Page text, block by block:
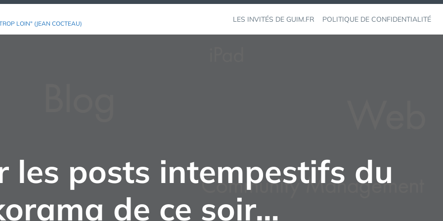
LOIN" (JEAN COCTEAU) LES INVITÉS DE GUIM.FR POLITIQUE DE CONFIDENTIALITÉ
les posts intempestifs du
de ce soir…